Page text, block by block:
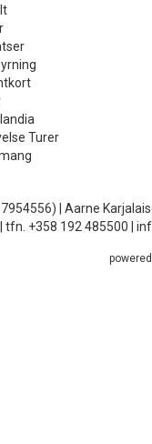
Turer
| Aarne
| tfn. +358 192 485500 |